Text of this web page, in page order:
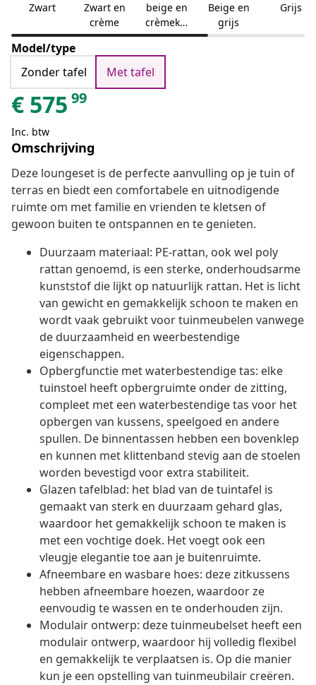
Zwart
Zwart en
crème
beige en
crèmekle
urig
Beige en
grijs
Grijs
Model/type
Zonder tafel
Met tafel
€ 575 99
Inc. btw
Omschrijving
Deze loungeset is de perfecte aanvulling op je tuin of
terras en biedt een comfortabele en uitnodigende
ruimte om met familie en vrienden te kletsen of
gewoon buiten te ontspannen en te genieten.
Duurzaam materiaal: PE-rattan, ook wel poly
rattan genoemd, is een sterke, onderhoudsarme
kunststof die lijkt op natuurlijk rattan. Het is licht
van gewicht en gemakkelijk schoon te maken en
wordt vaak gebruikt voor tuinmeubelen vanwege
de duurzaamheid en weerbestendige
eigenschappen.
Opbergfunctie met waterbestendige tas: elke
tuinstoel heeft opbergruimte onder de zitting,
compleet met een waterbestendige tas voor het
opbergen van kussens, speelgoed en andere
spullen. De binnentassen hebben een bovenklep
en kunnen met klittenband stevig aan de stoelen
worden bevestigd voor extra stabiliteit.
Glazen tafelblad: het blad van de tuintafel is
gemaakt van sterk en duurzaam gehard glas,
waardoor het gemakkelijk schoon te maken is
met een vochtige doek. Het voegt ook een
vleugje elegantie toe aan je buitenruimte.
Afneembare en wasbare hoes: deze zitkussens
hebben afneembare hoezen, waardoor ze
eenvoudig te wassen en te onderhouden zijn.
Modulair ontwerp: deze tuinmeubelset heeft een
modulair ontwerp, waardoor hij volledig flexibel
en gemakkelijk te verplaatsen is. Op die manier
kun je een opstelling van tuinmeubilair creëren.